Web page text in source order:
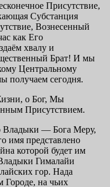
Присутствие,
Субстанция
Вознесенный
как Его
хвалу и
Брат! И мы
Центральному
сегодня.
о Бог, Мы
Присутствием.
Владыки — Бога Меру,
имя представлено
которой будет им
Гималайи
гор. Нада
Городе, на чьих